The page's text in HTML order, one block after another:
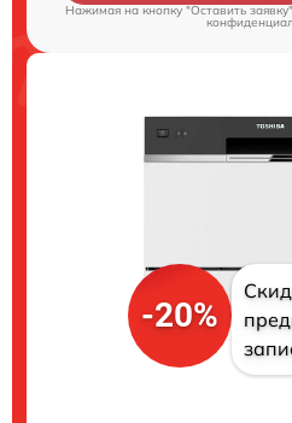
Нажимая на кнопку "Оставить
-20%